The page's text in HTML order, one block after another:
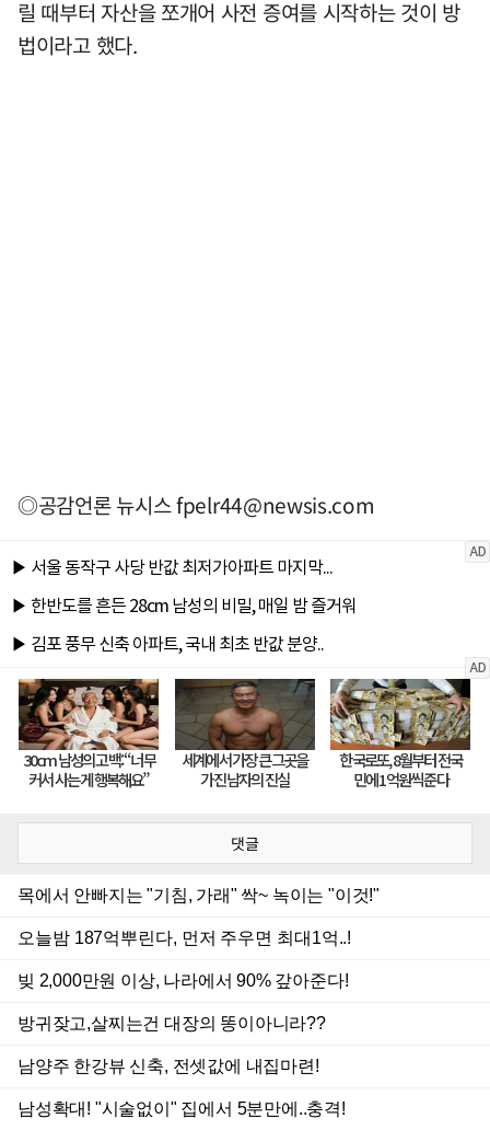
릴 때부터 자산을 쪼개어 사전 증여를 시작하는 것이 방
법이라고 했다.
◎공감언론 뉴시스fpelr44@newsis.com
댓글